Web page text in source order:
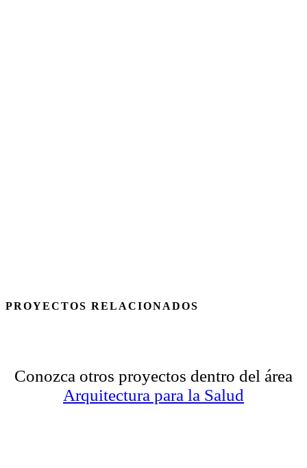
PROYECTOS RELACIONADOS
Conozca otros proyectos dentro del área
Arquitectura para la Salud